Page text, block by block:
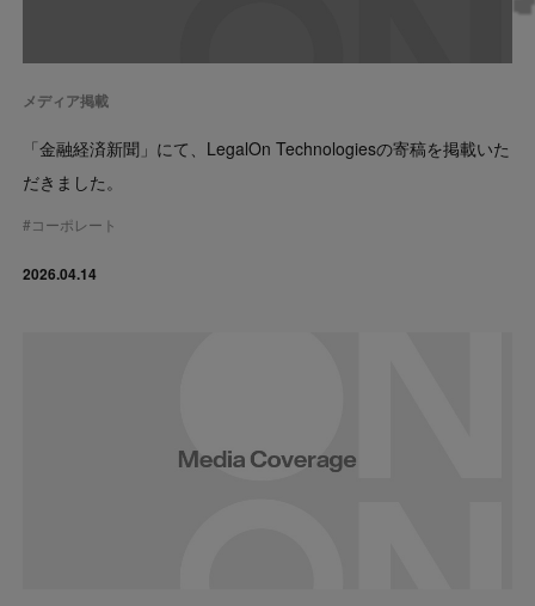
メディア掲載
「金融経済新聞」にて、LegalOn Technologiesの寄稿を掲載いた
だきました。
#コーポレート
2026.04.14